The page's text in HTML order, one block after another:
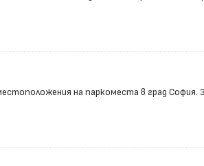
на паркоместа в град София.